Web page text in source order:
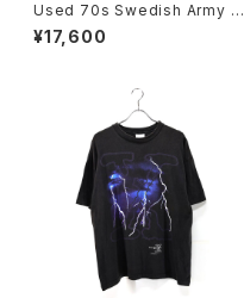
Used 70s Swedish Army M
-59 Military Cargo Pants Si
ze W32 L30 古着
¥17,600